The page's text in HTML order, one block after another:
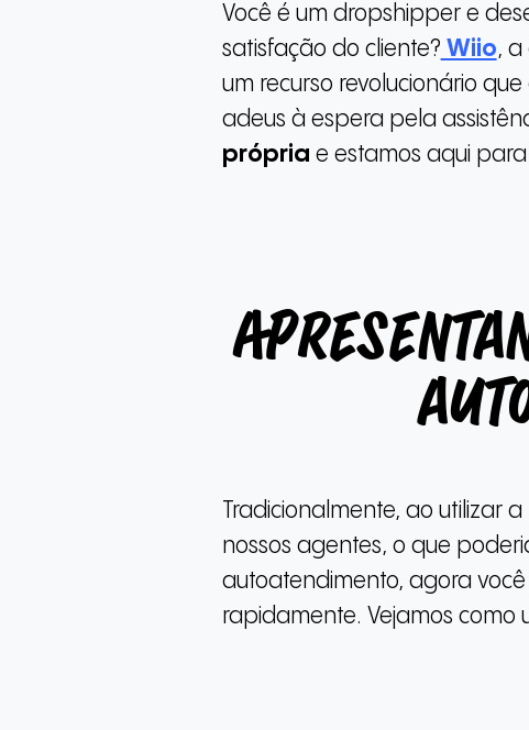
Você é um dropshipper e
satisfação do cliente? Wiio,
um recurso revolucionário
adeus à espera pela
própria e estamos aqui
Tradicionalmente, ao utilizar
nossos agentes, o que
autoatendimento, agora
rapidamente. Vejamos como